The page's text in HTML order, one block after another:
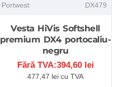
Portwest DX479
Vesta HiVis Softshell
premium DX4 portocaliu-
negru
Fără TVA:394,60 lei
477,47 lei cu TVA